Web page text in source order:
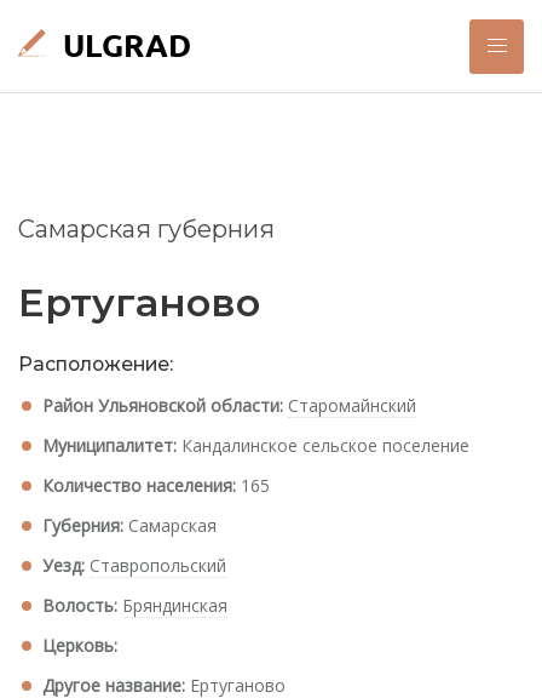
Самарская губерния
Ертуганово
Расположение:
Район Ульяновской области: Старомайнский
Муниципалитет: Кандалинское сельское поселение
Количество населения: 165
Губерния: Самарская
Уезд: Ставропольский
Волость: Бряндинская
Церковь:
Другое название: Ертуганово